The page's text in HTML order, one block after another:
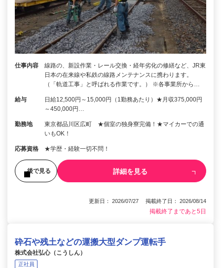
仕事内容
線路の、新設作業・レール交換・経年劣化の修繕など、JR東
日本の在来線や私鉄の線路メンテナンスに携わります。
（「軌道工事」と呼ばれる作業です。） ※各事業所から…
給与
日給12,500円～15,000円（1勤務あたり）★月収375,000円
～450,000円…
勤務地
東京都品川区広町 ★個室の独身寮完備！★マイカーでの通
いもOK！
応募資格 ★学歴・経験一切不問！
後で見る 詳細を見る
更新日： 2026/07/27 掲載終了日： 2026/08/14
掲載終了まであと5日
砕石や残土などの運搬大型ダンプ運転手
株式会社弘心（こうしん）
正社員